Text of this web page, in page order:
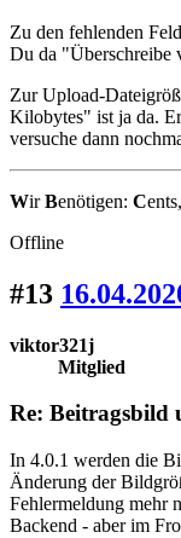
Zu den fehlenden
Du da "Überschreibe
Zur Upload-
Kilobytes" ist ja da.
versuche dann
WirBenötigen: Cents,
Offline
#13
viktor321j
Mitglied
Re: Beitragsbild
In 4.0.1 werden die
Änderung der
Fehlermeldung mehr
Backend - aber im